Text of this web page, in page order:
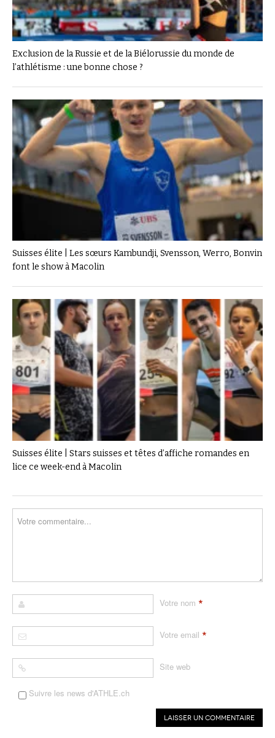
Exclusion de la Russie et de la Biélorussie du monde de
l’athlétisme : une bonne chose ?
Suisses élite | Les sœurs Kambundji, Svensson, Werro, Bonvin
font le show à Macolin
Suisses élite | Stars suisses et têtes d’affiche romandes en
lice ce week-end à Macolin
Votre nom *
Votre email *
Site web
Suivre les news d'ATHLE.ch